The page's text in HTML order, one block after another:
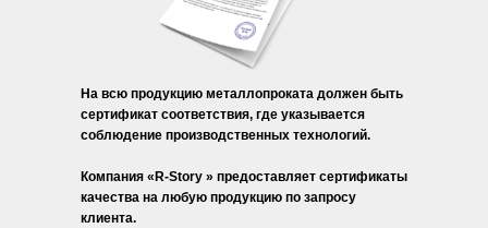
На всю продукцию металлопроката должен быть
сертификат соответствия, где указывается
соблюдение производственных технологий.
Компания «R-Story » предоставляет сертификаты
качества на любую продукцию по запросу
клиента.